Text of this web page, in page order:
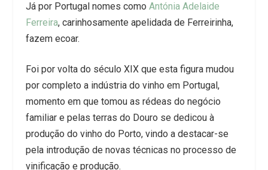
Já por Portugal nomes como Antónia Adelaide
Ferreira, carinhosamente apelidada de Ferreirinha,
fazem ecoar.
Foi por volta do século XIX que esta figura mudou
por completo a indústria do vinho em Portugal,
momento em que tomou as rédeas do negócio
familiar e pelas terras do Douro se dedicou à
produção do vinho do Porto, vindo a destacar-se
pela introdução de novas técnicas no processo de
vinificação e produção.